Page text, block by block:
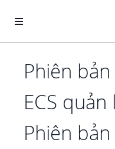
Phiên
ECS
Phiên